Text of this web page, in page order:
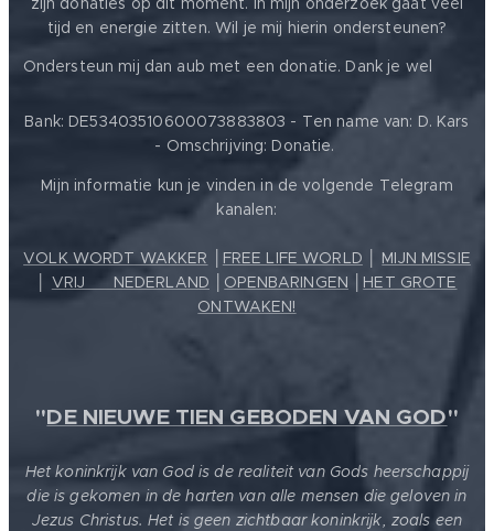
tijd en energie zitten. Wil je mij hierin ondersteunen?
Ondersteun mij dan aub met een donatie. Dank je wel
Bank: DE53403510600073883803 - Ten name van: D. Kars
- Omschrijving: Donatie.
Mijn informatie kun je vinden in de volgende Telegram
kanalen:
VOLK WORDT WAKKER FREE LIFE WORLD
MIJN MISSIE
VRIJ ❤️ NEDERLAND OPENBARINGEN
HET GROTE
ONTWAKEN!
"DE NIEUWE TIEN GEBODEN VAN GOD"
Het koninkrijk van God is de realiteit van Gods heerschappij
die is gekomen in de harten van alle mensen die geloven in
Jezus Christus. Het is geen zichtbaar koninkrijk, zoals een